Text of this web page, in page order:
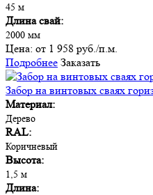
45 м
Длина свай:
2000 мм
Цена: от 1 958 руб./п.м.
Подробнее Заказать
Забор на винтовых сваях
Материал:
Дерево
RAL:
Коричневый
Высота:
1,5 м
Длина: